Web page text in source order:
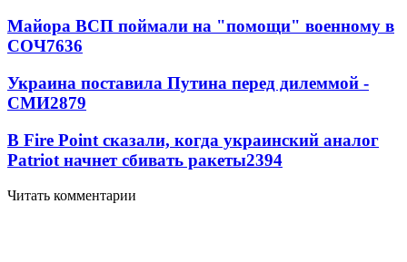
Майора ВСП поймали на "помощи" военному в
СОЧ7636
Украина поставила Путина перед дилеммой -
СМИ2879
В Fire Point сказали, когда украинский аналог
Patriot начнет сбивать ракеты2394
Читать комментарии